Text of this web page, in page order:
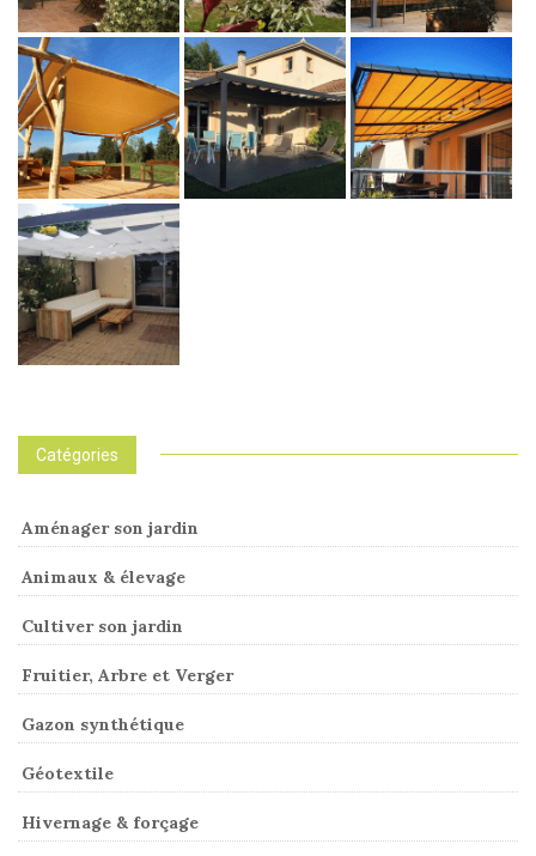
Catégories
Aménager son jardin
Animaux & élevage
Cultiver son jardin
Fruitier, Arbre et Verger
Gazon synthétique
Géotextile
Hivernage & forçage